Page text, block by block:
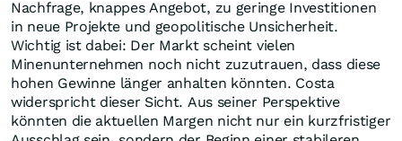
reinschnuppern, die Inhalte testen und sich Schritt für
Schritt vertraut machen.